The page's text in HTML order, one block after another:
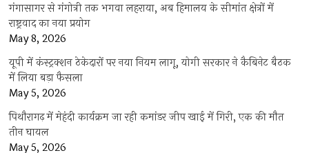
गंगासागर से गंगोत्री तक भगवा लहराया, अब हिमालय के सीमांत क्षेत्रों में
राष्ट्रवाद का नया प्रयोग
May 8, 2026
यूपी में कंस्ट्रक्शन ठेकेदारों पर नया नियम लागू, योगी सरकार ने कैबिनेट बैठक
में लिया बड़ा फैसला
May 5, 2026
पिथौरागढ़ में मेहंदी कार्यक्रम जा रही कमांडर जीप खाई में गिरी, एक की मौत
तीन घायल
May 5, 2026